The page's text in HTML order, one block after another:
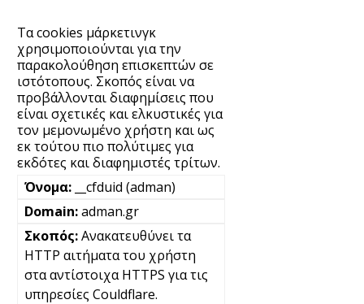
Τα cookies μάρκετινγκ
χρησιμοποιούνται για την
παρακολούθηση επισκεπτών σε
ιστότοπους. Σκοπός είναι να
προβάλλονται διαφημίσεις που
είναι σχετικές και ελκυστικές για
τον μεμονωμένο χρήστη και ως
εκ τούτου πιο πολύτιμες για
εκδότες και διαφημιστές τρίτων.
__cfduid (adman)
adman.gr
Ανακατευθύνει τα
HTTP αιτήματα του χρήστη
στα αντίστοιχα HTTPS για τις
υπηρεσίες Couldflare.